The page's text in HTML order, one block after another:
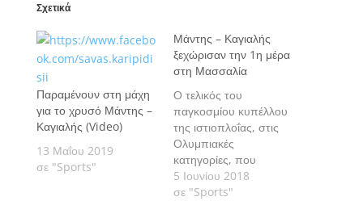
Σχετικά
Παραμένουν στη μάχη
για το χρυσό Μάντης –
Καγιαλής (Video)
13 Μαΐου 2019
σε "Sports"
Μάντης – Καγιαλής
ξεχώρισαν την 1η μέρα
στη Μασσαλία
Ο τελικός του
παγκοσμίου κυπέλλου
της ιστιοπλοΐας, στις
Ολυμπιακές
κατηγορίες, που
φιλοξενείται στη
Μασσαλία ξεκίνησε με
5 Ιουνίου 2018
σε "Sports"